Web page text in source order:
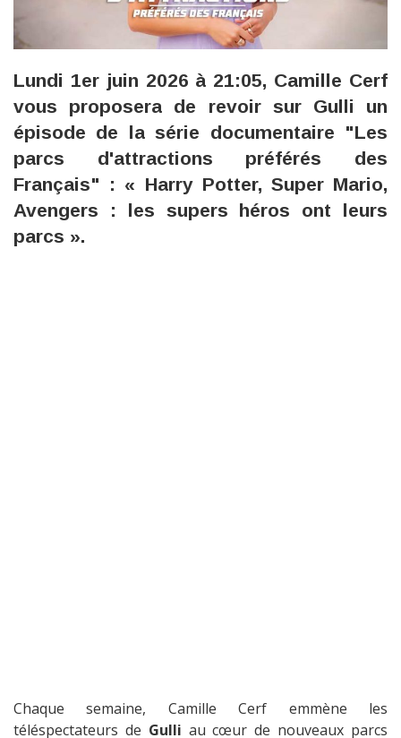
Lundi 1er juin 2026 à 21:05, Camille Cerf
vous proposera de revoir sur Gulli un
épisode de la série documentaire "Les
parcs d'attractions préférés des
Français" : « Harry Potter, Super Mario,
Avengers : les supers héros ont leurs
parcs ».
Chaque semaine, Camille Cerf emmène les
téléspectateurs de Gulli au cœur de nouveaux parcs